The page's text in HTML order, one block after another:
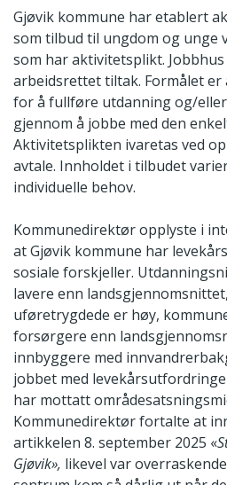
Gjøvik kommune har etablert
som tilbud til ungdom og unge
som har aktivitetsplikt.
arbeidsrettet tiltak. Formålet er
for å fullføre utdanning og/
gjennom å jobbe med den
Aktivitetsplikten ivaretas ved
avtale. Innholdet i tilbudet
individuelle behov.
Kommunedirektør opplyste i
at Gjøvik kommune har
sosiale forskjeller.
lavere enn
uføretrygdede er høy,
forsørgere enn
innbyggere med
jobbet med
har mottatt
Kommunedirektør fortalte at
artikkelen 8. september 2025 «
Gjøvik», likevel var